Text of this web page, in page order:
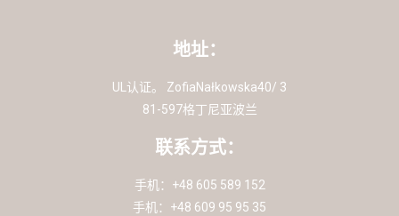
地址：
UL认证。 ZofiaNałkowska40/ 3
81-597格丁尼亚波兰
联系方式：
手机：+48 605 589 152
手机：+48 609 95 95 35